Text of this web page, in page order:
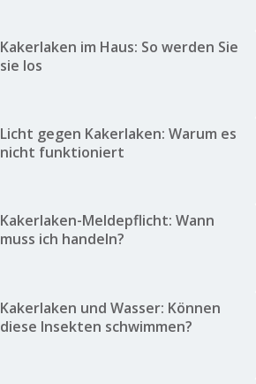
Kakerlaken im Haus: So werden Sie
sie los
Licht gegen Kakerlaken: Warum es
nicht funktioniert
Kakerlaken-Meldepflicht: Wann
muss ich handeln?
Kakerlaken und Wasser: Können
diese Insekten schwimmen?